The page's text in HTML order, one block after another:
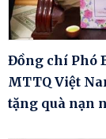
Đồng chí Phó
MTTQ Việt
tặng quà nạn